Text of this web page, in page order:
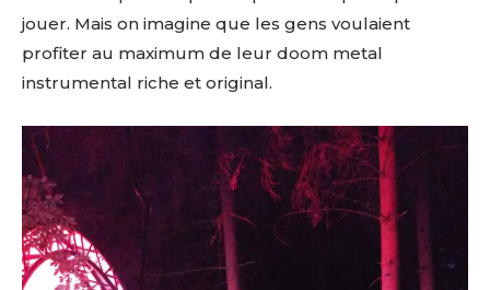
jouer. Mais on imagine que les gens voulaient
profiter au maximum de leur doom metal
instrumental riche et original.